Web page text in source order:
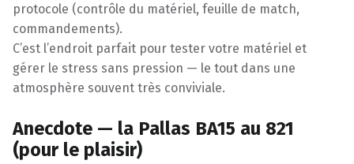
protocole (contrôle du matériel, feuille de match,
commandements).
C’est l’endroit parfait pour tester votre matériel et
gérer le stress sans pression — le tout dans une
atmosphère souvent très conviviale.
Anecdote — la Pallas BA15 au 821
(pour le plaisir)